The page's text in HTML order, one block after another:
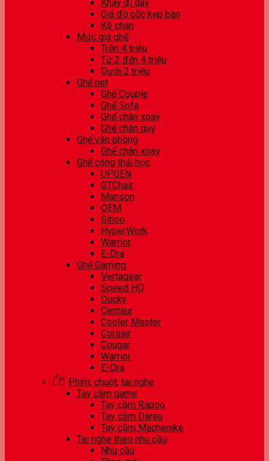
Khay đi dây
Giá đỡ cốc kẹp bàn
Kê chân
Mức giá ghế
Trên 4 triệu
Từ 2 đến 4 triệu
Dưới 2 triệu
Ghế net
Ghế Couple
Ghế Sofa
Ghế chân xoay
Ghế chân quỳ
Ghế văn phòng
Ghế chân xoay
Ghế công thái học
UPGEN
GTChair
Manson
OEM
Sihoo
HyperWork
Warrior
E-Dra
Ghế Gaming
Vertagear
Speed HQ
Ducky
Centaur
Cooler Master
Corsair
Cougar
Warrior
E-Dra
Phím, chuột, tai nghe
Tay cầm game
Tay cầm Rapoo
Tay cầm Dareu
Tay cầm Machenike
Tai nghe theo nhu cầu
Nhu cầu